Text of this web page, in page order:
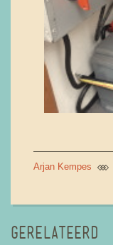
Arjan Kempes
GERELATEERD